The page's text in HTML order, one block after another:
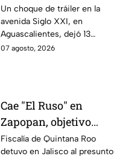
avenida Siglo XXI en
Aguascalientes deja
varios heridos y
destrozos
Un choque de tráiler en la
avenida Siglo XXI, en
Aguascalientes, dejó 13
heridos y varios vehículos
07 agosto, 2026
Cae "El Ruso" en
Zapopan, objetivo
prioritario en Playa del
Fiscalía de Quintana Roo
detuvo en Jalisco al presunto